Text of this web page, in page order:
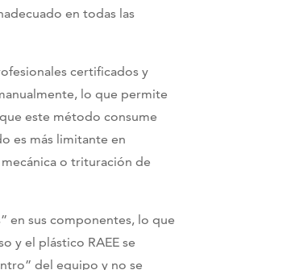
en todas las
certificados y
lo que permite
este método consume
es más limitante en
o trituración de
en sus componentes, lo que
y el plástico RAEE se
del equipo y no se